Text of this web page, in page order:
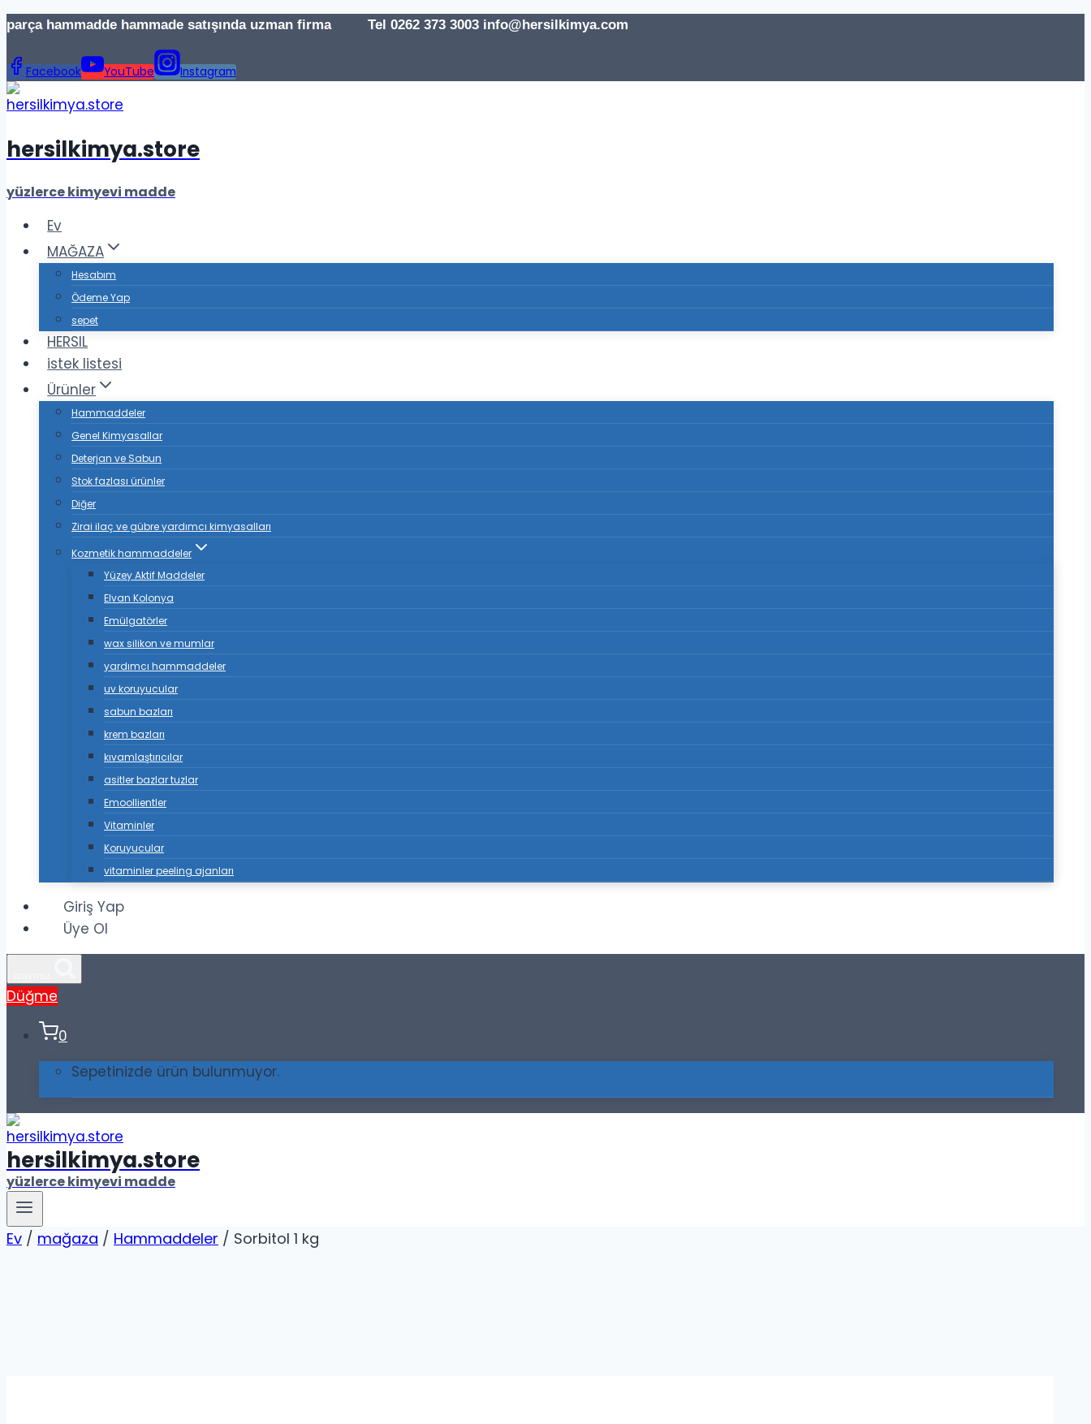
İçeriğe
parça hammadde hammade satışında uzman firma Tel 0262 373 3003 info@hersilkimya.com
Facebook YouTube Instagram
hersilkimya.store
yüzlerce kimyevi madde
Ev
MAĞAZA
Hesabım
Ödeme Yap
sepet
HERSIL
istek listesi
Ürünler
Hammaddeler
Genel Kimyasallar
Deterjan ve Sabun
Stok fazlası ürünler
Diğer
Zirai ilaç ve gübre yardımcı kimyasalları
Kozmetik hammaddeler
Yüzey Aktif Maddeler
Elvan Kolonya
Emülgatörler
wax silikon ve mumlar
yardımcı hammaddeler
uv koruyucular
sabun bazları
krem bazları
kıvamlaştırıcılar
asitler bazlar tuzlar
Emoollientler
Vitaminler
Koruyucular
vitaminler peeling ajanları
Giriş Yap
Üye Ol
Düğme
0
Sepetinizde ürün bulunmuyor.
hersilkimya.store
yüzlerce kimyevi madde
Ev / mağaza / Hammaddeler / Sorbitol 1 kg